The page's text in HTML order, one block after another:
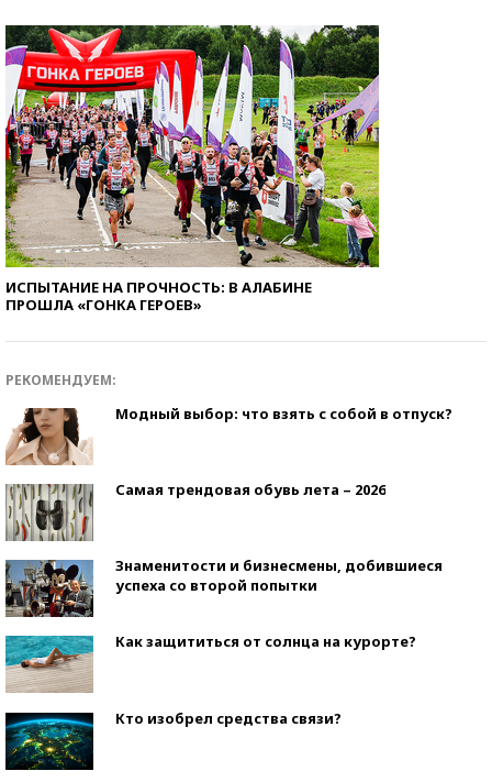
ИСПЫТАНИЕ НА ПРОЧНОСТЬ: В АЛАБИНЕ
ПРОШЛА «ГОНКА ГЕРОЕВ»
РЕКОМЕНДУЕМ:
Модный выбор: что взять с собой в отпуск?
Самая трендовая обувь лета – 2026
Знаменитости и бизнесмены, добившиеся
успеха со второй попытки
Как защититься от солнца на курорте?
Кто изобрел средства связи?